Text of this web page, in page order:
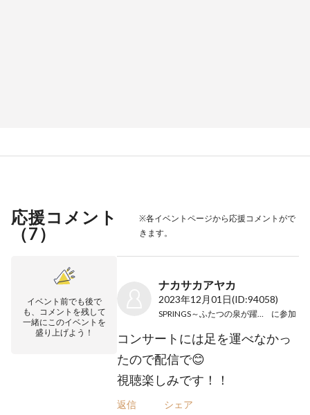
応援コメント
（7）
※各イベントページから応援コメントがで
きます。
イベント前でも後で
も、コメントを残して
一緒にこのイベントを
盛り上げよう！
ナカサカアヤカ
2023年12月01日(ID:94058)
に参加
コンサートには足を運べなかっ
たので配信で😊
視聴楽しみです！！
返信 シェア